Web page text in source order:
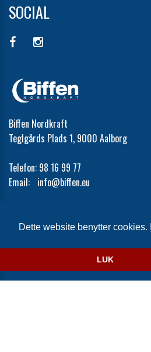
Dette website benytter cookies.
LUK
SOCIAL
Biffen Nordkraft
Teglgårds Plads 1, 9000 Aalborg
Telefon: 98 16 99 77
Email: info@biffen.eu